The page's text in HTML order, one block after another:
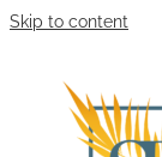
Skip to content